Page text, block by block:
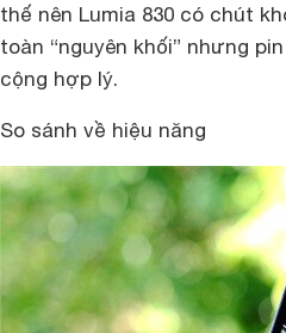
thế nên Lumia 830 có chút
toàn “nguyên khối” nhưng
cộng hợp lý.
So sánh về hiệu năng